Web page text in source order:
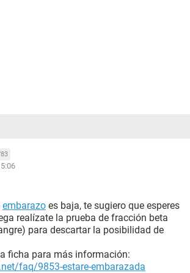
embarazo es baja, te sugiero que esperes
realízate la prueba de fracción beta
para descartar la posibilidad de
ficha para más información:
faq/9853-estare-embarazada